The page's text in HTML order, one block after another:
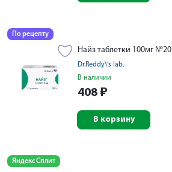
По рецепту
Найз таблетки 100мг №20
Dr.Reddy\'s lab.
В наличии
408 ₽
В корзину
Яндекс Сплит